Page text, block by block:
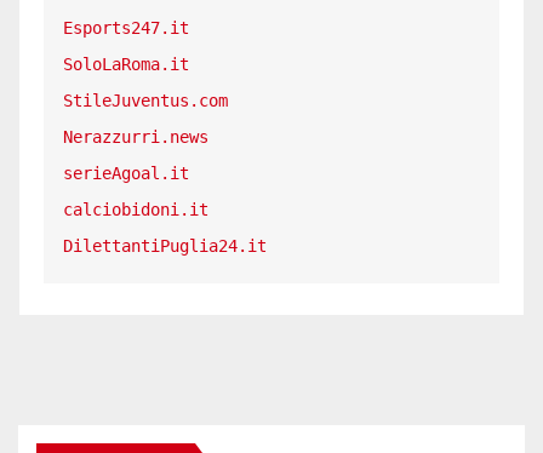
Esports247.it
SoloLaRoma.it
StileJuventus.com
Nerazzurri.news
serieAgoal.it
calciobidoni.it
DilettantiPuglia24.it